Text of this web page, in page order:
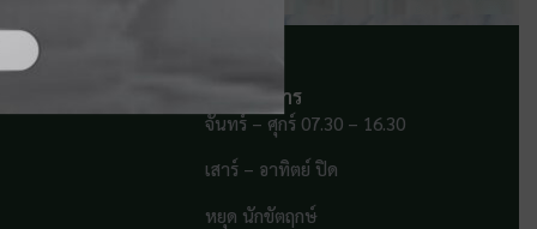
เวลาทำการ
จันทร์ – ศุกร์ 07.30 – 16.30
เสาร์ – อาทิตย์ ปิด
หยุด นักขัตฤกษ์